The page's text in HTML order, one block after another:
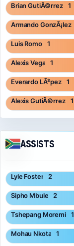
Brian GutiÃ©rrez 1
Armando GonzÃ¡lez
Luis Romo 1
Alexis Vega 1
Everardo LÃ³pez 1
Alexis GutiÃ©rrez 1
Assists
Lyle Foster 2
Sipho Mbule 2
Tshepang Moremi 1
Mohau Nkota 1